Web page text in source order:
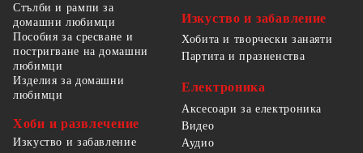
Стълби и рампи за
домашни любимци
Пособия за сресване и
постригване на домашни
любимци
Изделия за домашни
любимци
Хоби и развлечение
Изкуство и забавление
Изкуство и забавление
Хобита и творчески занаяти
Партита и празненства
Електроника
Аксесоари за електроника
Видео
Аудио